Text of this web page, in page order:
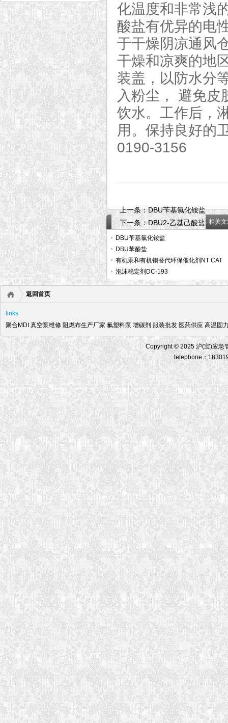
化温度和非常浅
酸盐有优异的电
于干燥阴凉通风
干燥和凉爽的地
装盖，以防水分
入粉尘， 避免皮
饮水。工作后，
用。保持良好的
0190-3156
上一条：DBU苄基氯化铵盐
下一条：DBU2-乙基己酸盐 相关
DBU苄基氯化铵盐
DBU苯酚盐
有机汞和有机锡替代环保催化剂NT CAT
G1500
泡沫稳定剂DC-193
返回首页
links
聚合MDI 真空泵维修 阻燃布生产厂家 氟塑料泵 增碳剂 服装批发 医药供应 高温固
Copyright © 2025 沪(宝)应急
telephone：